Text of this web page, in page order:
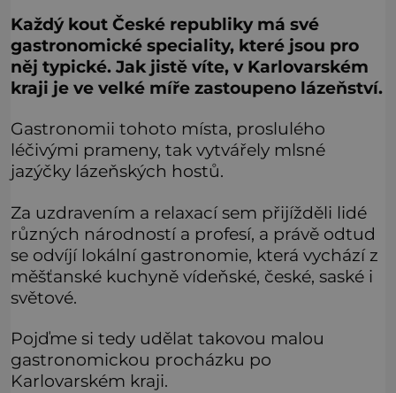
Každý kout České republiky má své
gastronomické speciality, které jsou pro
něj typické. Jak jistě víte, v Karlovarském
kraji je ve velké míře zastoupeno lázeňství.
Gastronomii tohoto místa, proslulého
léčivými prameny, tak vytvářely mlsné
jazýčky lázeňských hostů.
Za uzdravením a relaxací sem přijížděli lidé
různých národností a profesí, a právě odtud
se odvíjí lokální gastronomie, která vychází z
měšťanské kuchyně vídeňské, české, saské i
světové.
Pojďme si tedy udělat takovou malou
gastronomickou procházku po
Karlovarském kraji.